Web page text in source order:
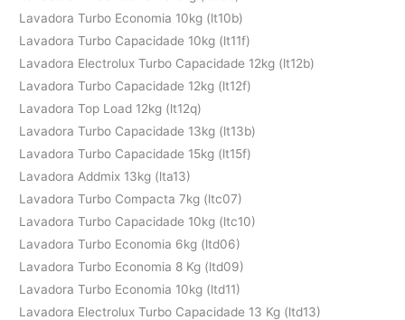
Lavadora Turbo Economia 10kg (lt10b)
Lavadora Turbo Capacidade 10kg (lt11f)
Lavadora Electrolux Turbo Capacidade 12kg (lt12b)
Lavadora Turbo Capacidade 12kg (lt12f)
Lavadora Top Load 12kg (lt12q)
Lavadora Turbo Capacidade 13kg (lt13b)
Lavadora Turbo Capacidade 15kg (lt15f)
Lavadora Addmix 13kg (lta13)
Lavadora Turbo Compacta 7kg (ltc07)
Lavadora Turbo Capacidade 10kg (ltc10)
Lavadora Turbo Economia 6kg (ltd06)
Lavadora Turbo Economia 8 Kg (ltd09)
Lavadora Turbo Economia 10kg (ltd11)
Lavadora Electrolux Turbo Capacidade 13 Kg (ltd13)